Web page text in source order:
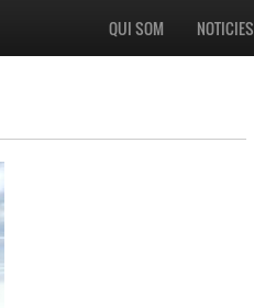
NOTICIES
QUI SOM